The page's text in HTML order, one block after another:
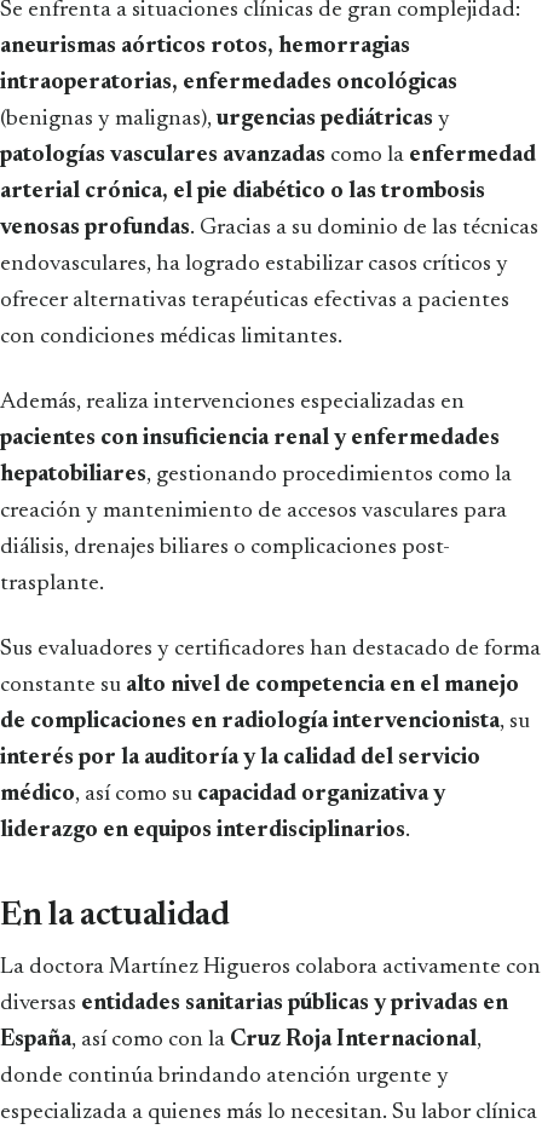
Se enfrenta a situaciones clínicas de gran complejidad:
aneurismas aórticos rotos, hemorragias
intraoperatorias, enfermedades oncológicas
(benignas y malignas),urgencias pediátricas y
patologías vasculares avanzadas como la enfermedad
arterial crónica, el pie diabético o las trombosis
venosas profundas. Gracias a su dominio de las técnicas
endovasculares, ha logrado estabilizar casos críticos y
ofrecer alternativas terapéuticas efectivas a pacientes
con condiciones médicas limitantes.
Además, realiza intervenciones especializadas en
pacientes con insuficiencia renal y enfermedades
hepatobiliares, gestionando procedimientos como la
creación y mantenimiento de accesos vasculares para
diálisis, drenajes biliares o complicaciones post-
trasplante.
Sus evaluadores y certificadores han destacado de forma
constante su alto nivel de competencia en el manejo
de complicaciones en radiología intervencionista, su
interés por la auditoría y la calidad del servicio
médico, así como su capacidad organizativa y
liderazgo en equipos interdisciplinarios.
En la actualidad
La doctora Martínez Higueros colabora activamente con
diversas entidades sanitarias públicas y privadas en
España, así como con la Cruz Roja Internacional,
donde continúa brindando atención urgente y
especializada a quienes más lo necesitan. Su labor clínica